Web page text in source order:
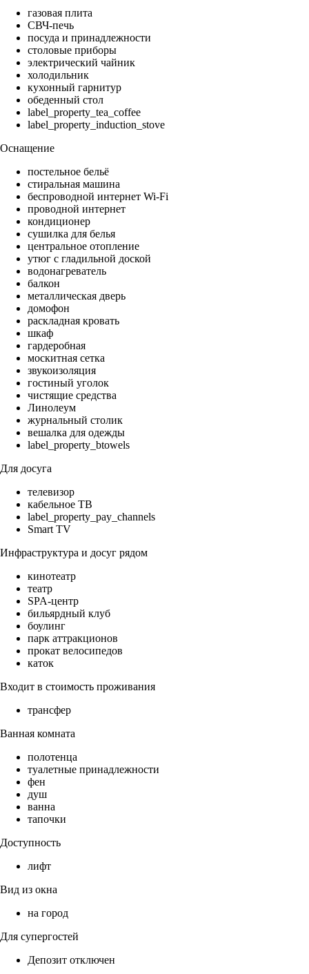
газовая плита
СВЧ-печь
посуда и принадлежности
столовые приборы
электрический чайник
холодильник
кухонный гарнитур
обеденный стол
label_property_tea_coffee
label_property_induction_stove
Оснащение
постельное бельё
стиральная машина
беспроводной интернет Wi-Fi
проводной интернет
кондиционер
сушилка для белья
центральное отопление
утюг с гладильной доской
водонагреватель
балкон
металлическая дверь
домофон
раскладная кровать
шкаф
гардеробная
москитная сетка
звукоизоляция
гостиный уголок
чистящие средства
Линолеум
журнальный столик
вешалка для одежды
label_property_btowels
Для досуга
телевизор
кабельное ТВ
label_property_pay_channels
Smart TV
Инфраструктура и досуг рядом
кинотеатр
театр
SPA-центр
бильярдный клуб
боулинг
парк аттракционов
прокат велосипедов
каток
Входит в стоимость проживания
трансфер
Ванная комната
полотенца
туалетные принадлежности
фен
душ
ванна
тапочки
Доступность
лифт
Вид из окна
на город
Для супергостей
Депозит отключен